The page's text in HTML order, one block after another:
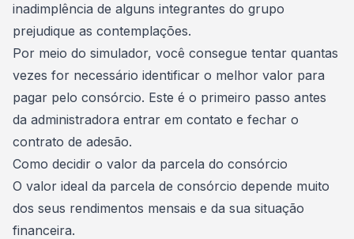
inadimplência de alguns integrantes do grupo
prejudique as contemplações.
Por meio do simulador, você consegue tentar quantas
vezes for necessário identificar o melhor valor para
pagar pelo consórcio. Este é o primeiro passo antes
da administradora entrar em contato e fechar o
contrato de adesão.
Como decidir o valor da parcela do consórcio
O valor ideal da parcela de consórcio depende muito
dos seus rendimentos mensais e da sua situação
financeira.